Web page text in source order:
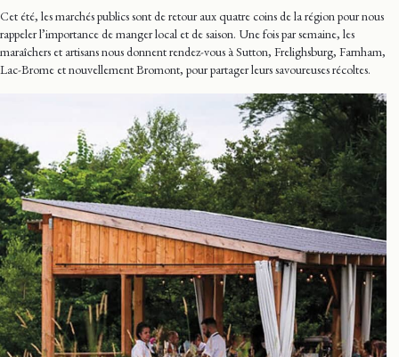
Cet été, les marchés publics sont de retour aux quatre coins de la région pour nous
rappeler l’importance de manger local et de saison. Une fois par semaine, les
maraîchers et artisans nous donnent rendez-vous à Sutton, Frelighsburg, Farnham,
Lac-Brome et nouvellement Bromont, pour partager leurs savoureuses récoltes.